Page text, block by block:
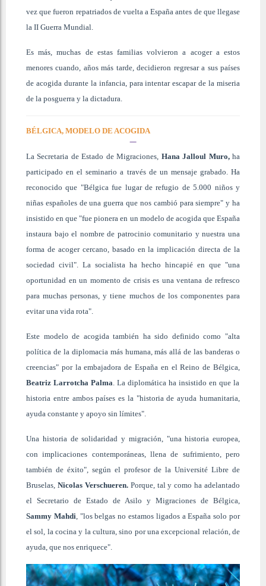
vez que fueron repatriados de vuelta a España antes de que llegase
la II Guerra Mundial.
Es más, muchas de estas familias volvieron a acoger a estos
menores cuando, años más tarde, decidieron regresar a sus países
de acogida durante la infancia, para intentar escapar de la miseria
de la posguerra y la dictadura.
BÉLGICA, MODELO DE ACOGIDA
La Secretaria de Estado de Migraciones, Hana Jalloul Muro,ha
participado en el seminario a través de un mensaje grabado. Ha
reconocido que "Bélgica fue lugar de refugio de 5.000 niños y
niñas españoles de una guerra que nos cambió para siempre" y ha
insistido en que "fue pionera en un modelo de acogida que España
instaura bajo el nombre de patrocinio comunitario y nuestra una
forma de acoger cercano, basado en la implicación directa de la
sociedad civil". La socialista ha hecho hincapié en que "una
oportunidad en un momento de crisis es una ventana de refresco
para muchas personas, y tiene muchos de los componentes para
evitar una vida rota".
Este modelo de acogida también ha sido definido como "alta
política de la diplomacia más humana, más allá de las banderas o
creencias" por la embajadora de España en el Reino de Bélgica,
Beatriz Larrotcha Palma . La diplomática ha insistido en que la
historia entre ambos países es la "historia de ayuda humanitaria,
ayuda constante y apoyo sin límites".
Una historia de solidaridad y migración, "una historia europea,
con implicaciones contemporáneas, llena de sufrimiento, pero
también de éxito", según el profesor de la Université Libre de
Bruselas, Nicolas Verschueren. Porque, tal y como ha adelantado
el Secretario de Estado de Asilo y Migraciones de Bélgica,
Sammy Mahdi , "los belgas no estamos ligados a España solo por
el sol, la cocina y la cultura, sino por una excepcional relación, de
ayuda, que nos enriquece".